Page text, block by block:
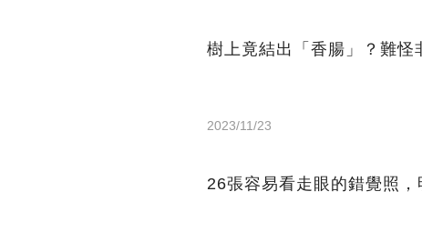
樹上竟結出「香腸」？難
2023/11/23
26張容易看走眼的錯覺照